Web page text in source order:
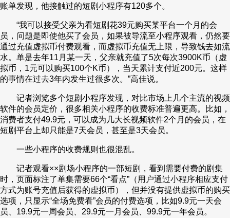
账单发现，他接触过的短剧小程序有120多个。
“我可以接受父亲为看短剧花39元购买某平台一个月的会
员，问题是即使他买了会员，如果被导流至小程序观看，仍然要
通过充值虚拟币付费观看，而虚拟币充值无上限，导致钱去如流
水。单是去年11月某一天，父亲就充值了5次每次3900K币（虚
拟币，1元可以购买100个K币），当天累计支付近200元。这样
的事情在过去3年内发生过很多次。”高佳说。
记者浏览多个短剧小程序发现，对比市场上几个主流的视频
软件的会员定价，很多相关小程序的收费标准普遍更高。比如，
消费者支付49.9元，可以成为几大长视频软件2个月的会员，在
短剧平台上却只能是7天会员，甚至是3天会员。
一些小程序的收费规则也很混乱。
记者观看××剧场小程序的一部短剧，看到需要付费的剧集
时，页面标注了单集需要66个“看点”（用户通过小程序相应支付
方式为账号充值后获得的虚拟币），但并没有提供虚拟币的购买
选项，只显示“全场免费看”会员的付费选项，比如9.9元一天会
员、19.9元一周会员、29.9元一月会员、99.9元一年会员。